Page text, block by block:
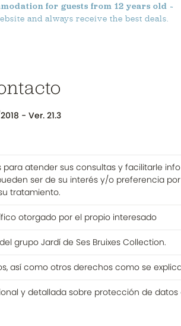
for guests from 12 years old ~
and always receive the best deals.
- Ver. 21.3
atender sus consultas y facilitarle
ser de su interés y/o preferencia
tratamiento.
otorgado por el propio interesado
grupo Jardí de Ses Bruixes Collection.
así como otros derechos como se
y detallada sobre protección de